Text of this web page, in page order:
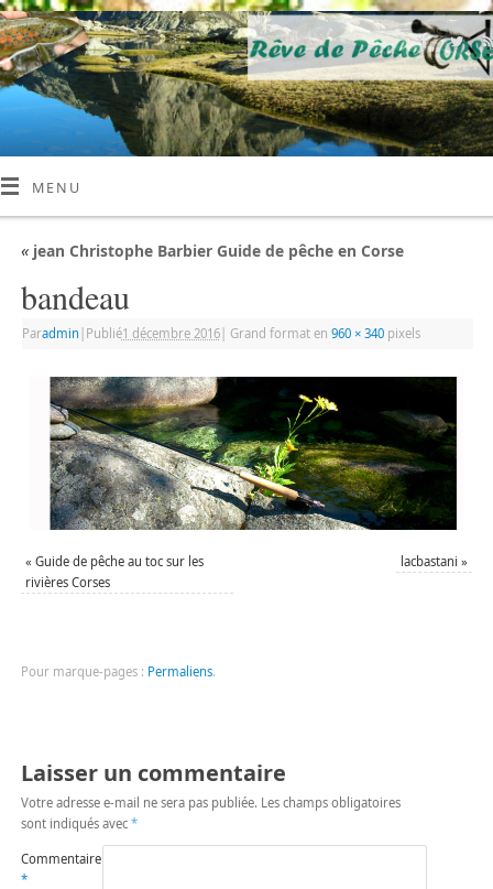
MENU
«jean Christophe Barbier Guide de pêche en Corse
bandeau
Paradmin Publié1 décembre 2016| Grand format en 960 × 340pixels
« Guide de pêche au toc sur les
rivières Corses
lacbastani »
Pour marque-pages : Permaliens.
Laisser un commentaire
Votre adresse e-mail ne sera pas publiée. Les champs obligatoires
sont indiqués avec *
Commentaire
*